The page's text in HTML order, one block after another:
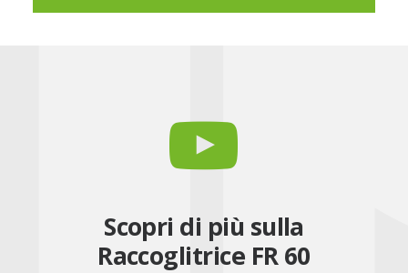
Scopri di più sulla
Raccoglitrice FR 60